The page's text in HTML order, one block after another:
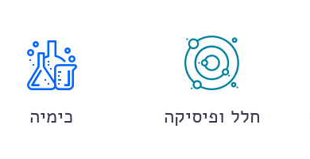
חלל ופיסיקה כימיה